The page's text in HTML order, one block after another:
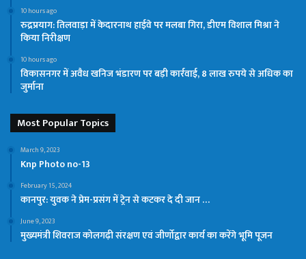
10 hours ago
रुद्रप्रयाग: तिलवाड़ा में केदारनाथ हाईवे पर मलबा गिरा, डीएम विशाल मिश्रा ने
किया निरीक्षण
10 hours ago
विकासनगर में अवैध खनिज भंडारण पर बड़ी कार्रवाई, 8 लाख रुपये से अधिक का
जुर्माना
Most Popular Topics
March 9, 2023
Knp Photo no-13
February 15, 2024
कानपुर: युवक ने प्रेम-प्रसंग में ट्रेन से कटकर दे दी जान …
June 9, 2023
मुख्यमंत्री शिवराज कोलगढ़ी संरक्षण एवं जीर्णोद्वार कार्य का करेंगे भूमि पूजन